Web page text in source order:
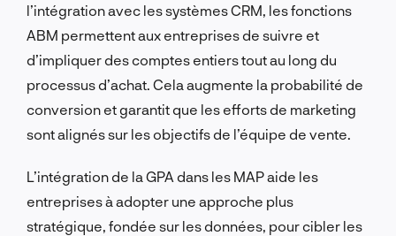
l’intégration avec les systèmes CRM, les fonctions
ABM permettent aux entreprises de suivre et
d’impliquer des comptes entiers tout au long du
processus d’achat. Cela augmente la probabilité de
conversion et garantit que les efforts de marketing
sont alignés sur les objectifs de l’équipe de vente.
L’intégration de la GPA dans les MAP aide les
entreprises à adopter une approche plus
stratégique, fondée sur les données, pour cibler les